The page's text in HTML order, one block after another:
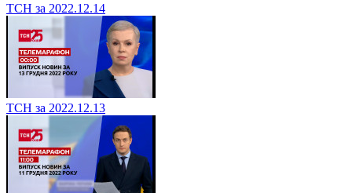
ТСН за 2022.12.14
ТСН за 2022.12.13